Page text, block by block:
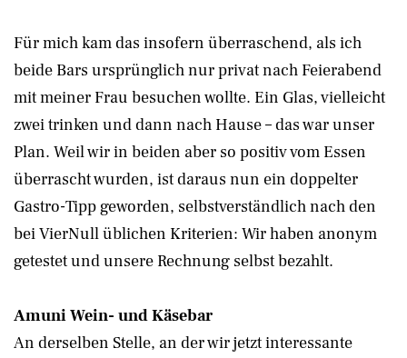
Für mich kam das insofern überraschend, als ich
beide Bars ursprünglich nur privat nach Feierabend
mit meiner Frau besuchen wollte. Ein Glas, vielleicht
zwei trinken und dann nach Hause – das war unser
Plan. Weil wir in beiden aber so positiv vom Essen
überrascht wurden, ist daraus nun ein doppelter
Gastro-Tipp geworden, selbstverständlich nach den
bei VierNull üblichen Kriterien: Wir haben anonym
getestet und unsere Rechnung selbst bezahlt.
Amuni Wein- und Käsebar
An derselben Stelle, an der wir jetzt interessante